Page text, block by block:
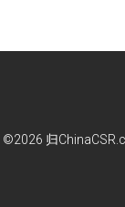
©2026 归